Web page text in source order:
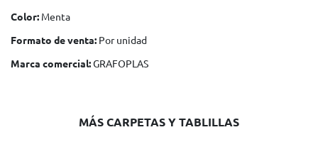
Color: Menta
Formato de venta: Por unidad
Marca comercial:GRAFOPLAS
MÁS CARPETAS Y TABLILLAS